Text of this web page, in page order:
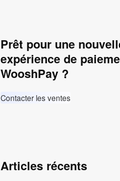
Prêt pour une
expérience de
WooshPay ?
Contacter les ventes
Articles récents